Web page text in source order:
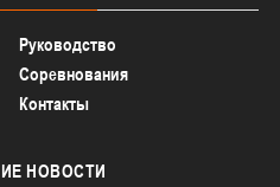
Руководство
Соревнования
Контакты
НОВОСТИ